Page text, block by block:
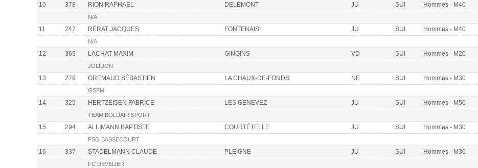
10 378 RION RAPHAËL DELÉMONT JU SUI Hommes - M40
N/A
11 247 RÉRAT JACQUES FONTENAIS JU SUI Hommes - M40
N/A
12 369 LACHAT MAXIM GINGINS VD SUI Hommes - M20
JOLIDON
13 279 GREMAUD SÉBASTIEN LA CHAUX-DE-FONDS NE SUI Hommes - M30
GSFM
14 325 HERTZEISEN FABRICE LES GENEVEZ JU SUI Hommes - M50
TEAM BOLDAIR SPORT
15 294 ALLIMANN BAPTISTE COURTÉTELLE JU SUI Hommes - M30
FSG BASSECOURT
16 337 STADELMANN CLAUDE PLEIGNE JU SUI Hommes - M30
FC DEVELIER